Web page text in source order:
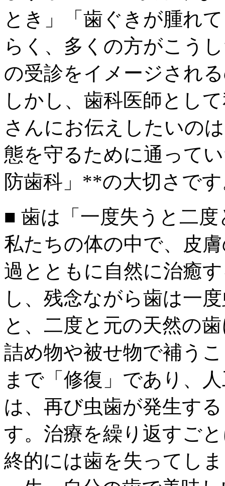
とき」「歯ぐきが腫れ
らく、多くの方がこう
の受診をイメージされ
しかし、歯科医師とし
さんにお伝えしたいの
態を守るために通って
防歯科」**の大切さで
■ 歯は「一度失うと二
私たちの体の中で、皮
過とともに自然に治癒
し、残念ながら歯は一
と、二度と元の天然の
詰め物や被せ物で補う
まで「修復」であり、
は、再び虫歯が発生す
す。治療を繰り返すご
終的には歯を失ってし